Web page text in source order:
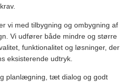
vi med tilbygning og ombygning af
Vi udfører både mindre og større
funktionalitet og løsninger, der
eksisterende udtryk.
planlægning, tæt dialog og godt